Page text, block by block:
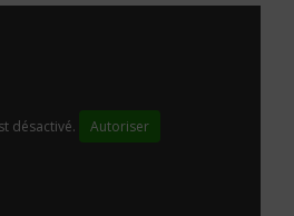
désactivé. Autoriser